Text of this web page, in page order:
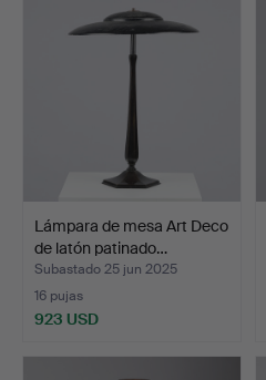
Lámpara de mesa Art Deco
de latón patinado…
Subastado 25 jun 2025
16 pujas
923 USD